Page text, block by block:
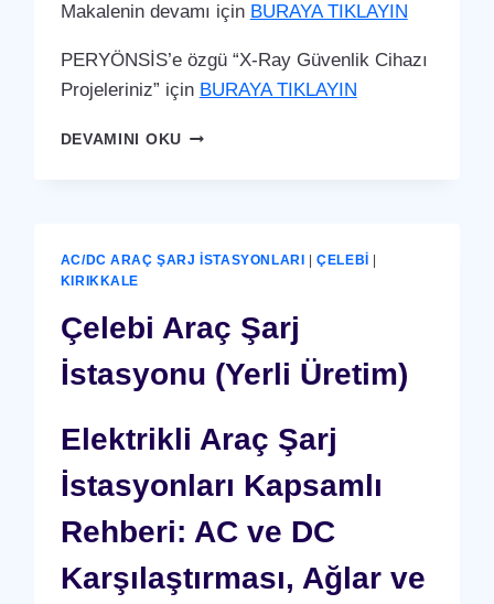
Makalenin devamı için BURAYA TIKLAYIN
PERYÖNSİS’e özgü “X-Ray Güvenlik Cihazı
Projeleriniz” için BURAYA TIKLAYIN
DEVAMINI OKUÇELEBI
AC/DC ARAÇ ŞARJ İSTASYONLARI |ÇELEBI
KIRIKKALE
Çelebi Araç Şarj
İstasyonu (Yerli Üretim)
Elektrikli Araç Şarj
İstasyonları Kapsamlı
Rehberi: AC ve DC
Karşılaştırması, Ağlar ve